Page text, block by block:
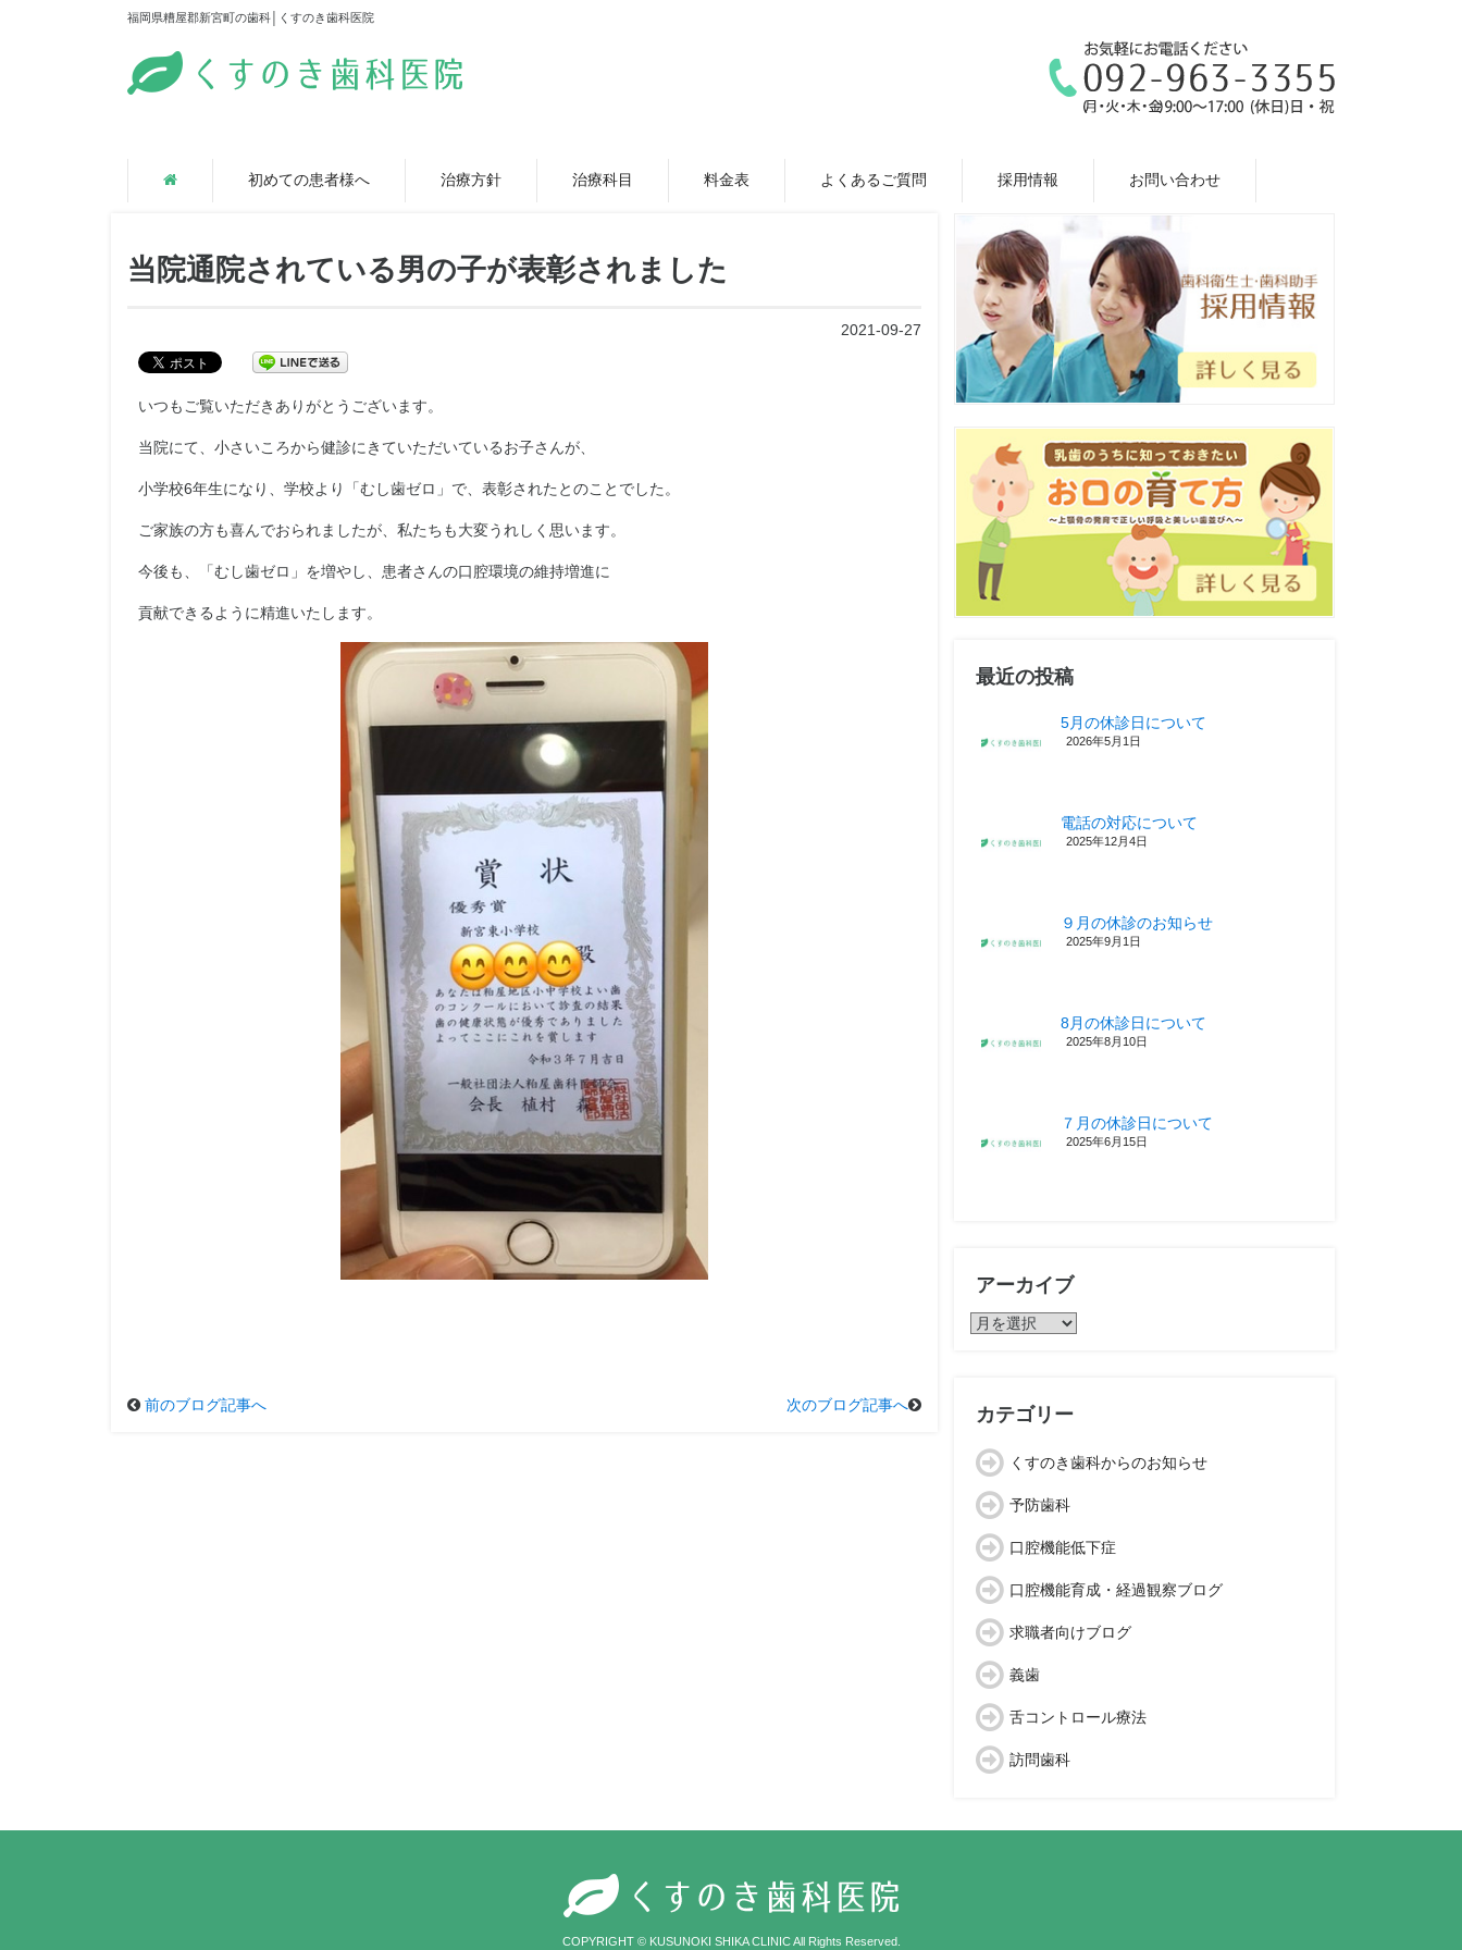
福岡県糟屋郡新宮町の歯科│くすのき歯科医院
初めての患者様へ 治療方針 治療科目 料金表 よくあるご質問 採用情報 お問い合わせ
当院通院されている男の子が表彰されました
2021-09-27
いつもご覧いただきありがとうございます。
当院にて、小さいころから健診にきていただいているお子さんが、
小学校6年生になり、学校より「むし歯ゼロ」で、表彰されたとのことでした。
ご家族の方も喜んでおられましたが、私たちも大変うれしく思います。
今後も、「むし歯ゼロ」を増やし、患者さんの口腔環境の維持増進に
貢献できるように精進いたします。
前のブログ記事へ 次のブログ記事へ
最近の投稿
5月の休診日について
2026年5月1日
電話の対応について
2025年12月4日
９月の休診のお知らせ
2025年9月1日
8月の休診日について
2025年8月10日
７月の休診日について
2025年6月15日
アーカイブ
ア
ブ
カテゴリー
くすのき歯科からのお知らせ
予防歯科
口腔機能低下症
口腔機能育成・経過観察ブログ
求職者向けブログ
義歯
舌コントロール療法
訪問歯科
COPYRIGHT © KUSUNOKI SHIKA CLINIC All Rights Reserved.